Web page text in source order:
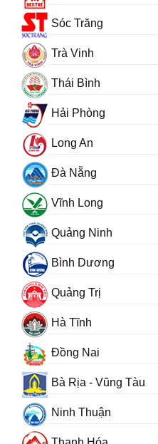
Sóc Trăng
Trà Vinh
Thái Bình
Hải Phòng
Long An
Đà Nẵng
Vĩnh Long
Quảng Ninh
Bình Dương
Quảng Trị
Hà Tĩnh
Đồng Nai
Bà Rịa - Vũng Tàu
Ninh Thuận